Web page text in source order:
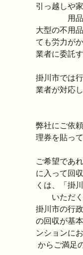
引っ越しや
用
大型の不用
ても労力が
業者に委託
掛川市では
業者が対応
弊社にご依
理券を貼っ
ご希望であ
に入って回
くは、「掛
いただ
掛川市の行
の回収が基
ンションに
からご満足